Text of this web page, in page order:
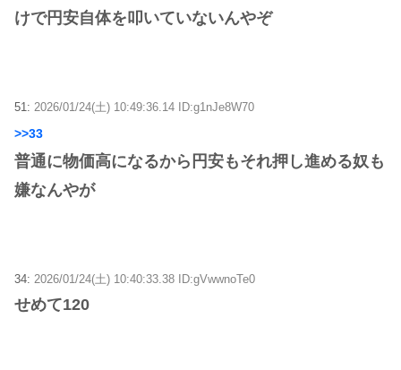
けで円安自体を叩いていないんやぞ
51: 2026/01/24(土) 10:49:36.14 ID:g1nJe8W70
>>33
普通に物価高になるから円安もそれ押し進める奴も
嫌なんやが
34: 2026/01/24(土) 10:40:33.38 ID:gVwwnoTe0
せめて120